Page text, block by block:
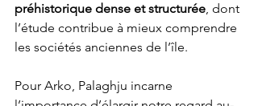
préhistorique dense et structurée, dont
l’étude contribue à mieux comprendre
les sociétés anciennes de l’île.
Pour Arko, Palaghju incarne